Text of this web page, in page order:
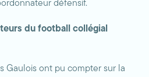
défensif.
du football collégial
Gaulois ont pu compter sur la